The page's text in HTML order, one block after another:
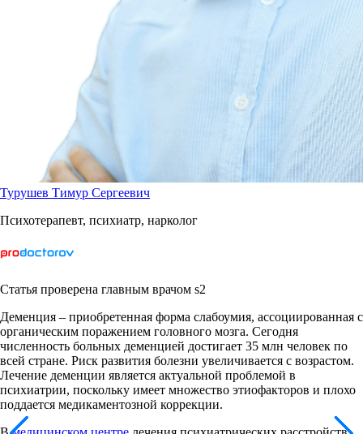
Турушев Тимур Сергеевич
Психотерапевт, психиатр, нарколог
Статья проверена главным врачом s2
Деменция – приобретенная форма слабоумия, ассоциированная с
органическим поражением головного мозга. Сегодня
численность больных деменцией достигает 35 млн человек по
всей стране. Риск развития болезни увеличивается с возрастом.
Лечение деменции является актуальной проблемой в
психиатрии, поскольку имеет множество этиофакторов и плохо
поддается медикаментозной коррекции.